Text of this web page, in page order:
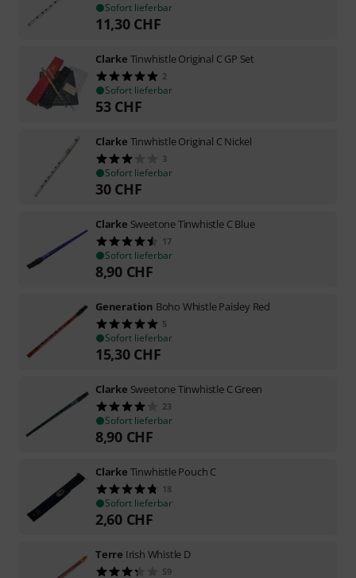
Sofort lieferbar
11,30 CHF
Clarke Tinwhistle Original C GP Set
2
Sofort lieferbar
53 CHF
Clarke Tinwhistle Original C Nickel
3
Sofort lieferbar
30 CHF
Clarke Sweetone Tinwhistle C Blue
17
Sofort lieferbar
8,90 CHF
Generation Boho Whistle Paisley Red
5
Sofort lieferbar
15,30 CHF
Clarke Sweetone Tinwhistle C Green
23
Sofort lieferbar
8,90 CHF
Clarke Tinwhistle Pouch C
18
Sofort lieferbar
2,60 CHF
Terre Irish Whistle D
59